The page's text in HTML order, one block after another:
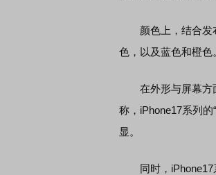
颜色上，结合发布
色，以及蓝色和橙色
在外形与屏幕方面
称，iPhone17系列
显。
同时，iPhone17
财